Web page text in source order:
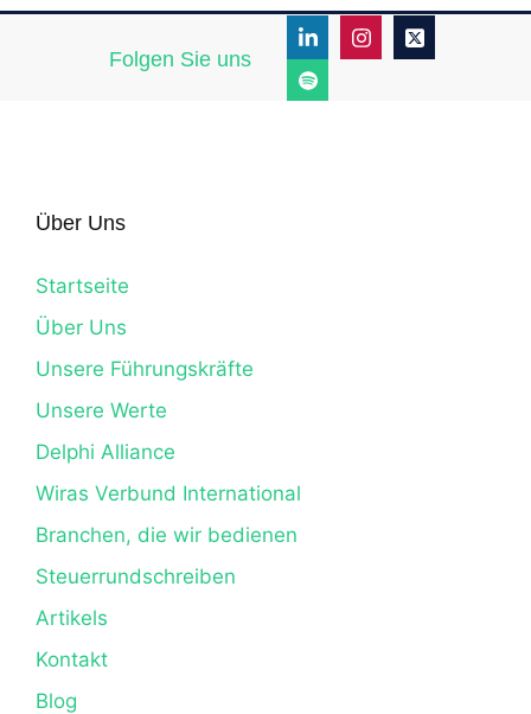
Folgen Sie uns
Über Uns
Startseite
Über Uns
Unsere Führungskräfte
Unsere Werte
Delphi Alliance
Wiras Verbund International
Branchen, die wir bedienen
Steuerrundschreiben
Artikels
Kontakt
Blog